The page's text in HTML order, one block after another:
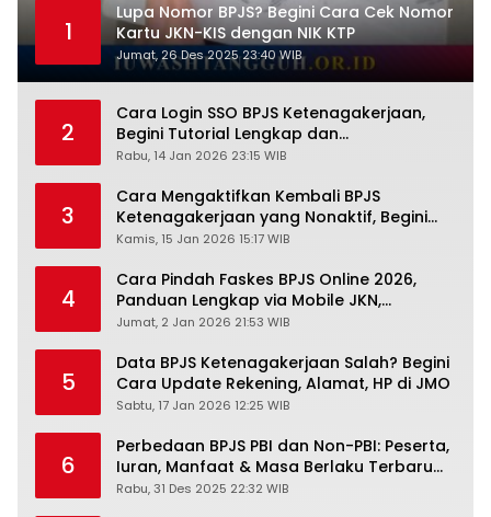
1
Lupa Nomor BPJS? Begini Cara Cek Nomor
Kartu JKN-KIS dengan NIK KTP
Jumat, 26 Des 2025 23:40 WIB
2
Cara Login SSO BPJS Ketenagakerjaan,
Begini Tutorial Lengkap dan
Pengertiannya
Rabu, 14 Jan 2026 23:15 WIB
3
Cara Mengaktifkan Kembali BPJS
Ketenagakerjaan yang Nonaktif, Begini
Panduan Lengkapnya
Kamis, 15 Jan 2026 15:17 WIB
4
Cara Pindah Faskes BPJS Online 2026,
Panduan Lengkap via Mobile JKN,
PANDAWA & Offiline Kantor Cabang
Jumat, 2 Jan 2026 21:53 WIB
5
Data BPJS Ketenagakerjaan Salah? Begini
Cara Update Rekening, Alamat, HP di JMO
Sabtu, 17 Jan 2026 12:25 WIB
6
Perbedaan BPJS PBI dan Non-PBI: Peserta,
Iuran, Manfaat & Masa Berlaku Terbaru
2026
Rabu, 31 Des 2025 22:32 WIB